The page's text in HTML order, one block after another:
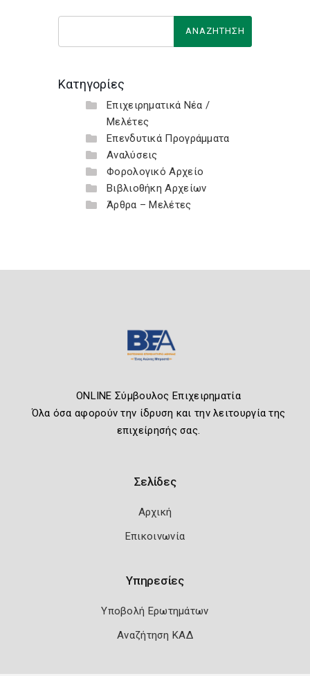
Κατηγορίες
Επιχειρηματικά Νέα /
Μελέτες
Επενδυτικά Προγράμματα
Αναλύσεις
Φορολογικό Αρχείο
Βιβλιοθήκη Αρχείων
Άρθρα – Μελέτες
ONLINE Σύμβουλος Επιχειρηματία
Όλα όσα αφορούν την ίδρυση και την λειτουργία της
επιχείρησής σας.
Σελίδες
Αρχική
Επικοινωνία
Υπηρεσίες
Υποβολή Ερωτημάτων
Αναζήτηση ΚΑΔ